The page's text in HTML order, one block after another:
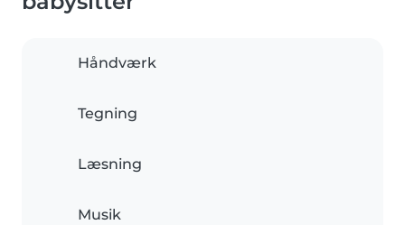
Håndværk
Tegning
Læsning
Musik